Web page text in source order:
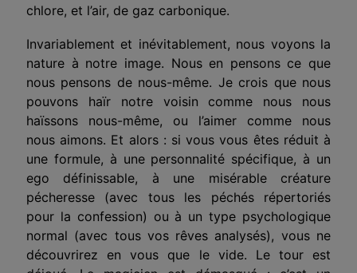
chlore, et l’air, de gaz carbonique.
Invariablement et inévitablement, nous voyons la
nature à notre image. Nous en pensons ce que
nous pensons de nous-même. Je crois que nous
pouvons haïr notre voisin comme nous nous
haïssons nous-même, ou l’aimer comme nous
nous aimons. Et alors : si vous vous êtes réduit à
une formule, à une personnalité spécifique, à un
ego définissable, à une misérable créature
pécheresse (avec tous les péchés répertoriés
pour la confession) ou à un type psycho­logique
normal (avec tous vos rêves analysés), vous ne
découvrirez en vous que le vide. Le tour est